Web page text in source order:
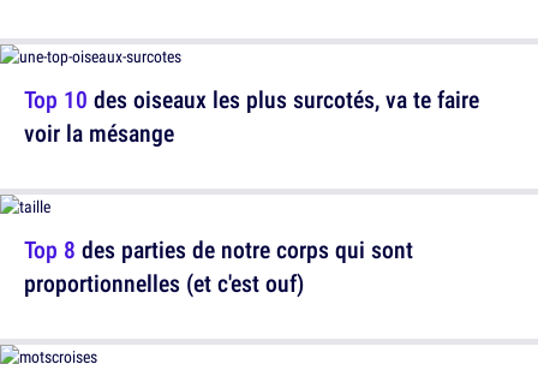
Top 8 des parties de notre corps qui sont
proportionnelles (et c'est ouf)
Top 10 des oiseaux les plus surcotés, va te faire
voir la mésange